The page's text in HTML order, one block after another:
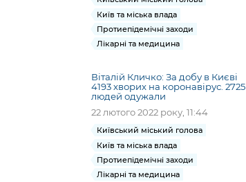
Київ та міська влада
Протиепідемічні заходи
Лікарні та медицина
Віталій Кличко: За добу в Києві
4193 хворих на коронавірус. 2725
людей одужали
22 лютого 2022 року, 11:44
Київський міський голова
Київ та міська влада
Протиепідемічні заходи
Лікарні та медицина